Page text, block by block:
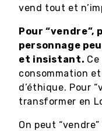
vend tout et
Pour “vendre”,
personnage
et insistant.
consommation
d’éthique. Pour
transformer en
On peut